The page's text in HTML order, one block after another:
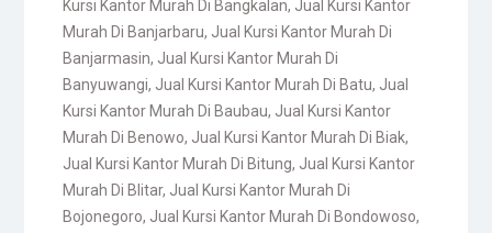
Kursi Kantor Murah Di Bangkalan, Jual Kursi Kantor
Murah Di Banjarbaru, Jual Kursi Kantor Murah Di
Banjarmasin, Jual Kursi Kantor Murah Di
Banyuwangi, Jual Kursi Kantor Murah Di Batu, Jual
Kursi Kantor Murah Di Baubau, Jual Kursi Kantor
Murah Di Benowo, Jual Kursi Kantor Murah Di Biak,
Jual Kursi Kantor Murah Di Bitung, Jual Kursi Kantor
Murah Di Blitar, Jual Kursi Kantor Murah Di
Bojonegoro, Jual Kursi Kantor Murah Di Bondowoso,